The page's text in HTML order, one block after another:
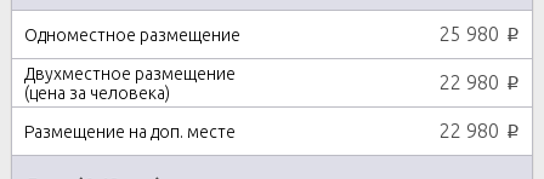
25 980 p
22 980 p
22 980 p